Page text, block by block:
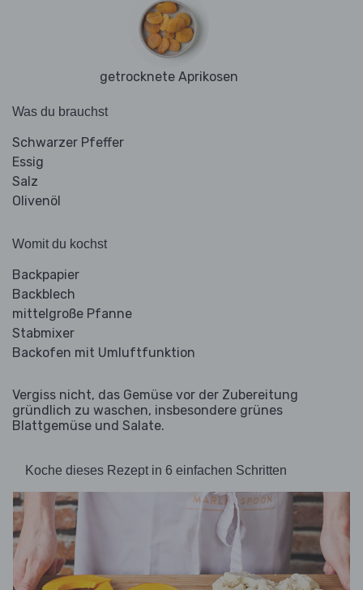
getrocknete Aprikosen
Was du brauchst
Schwarzer Pfeffer
Essig
Salz
Olivenöl
Womit du kochst
Backpapier
Backblech
mittelgroße Pfanne
Stabmixer
Backofen mit Umluftfunktion
Vergiss nicht, das Gemüse vor der Zubereitung
gründlich zu waschen, insbesondere grünes
Blattgemüse und Salate.
Koche dieses Rezept in 6 einfachen Schritten